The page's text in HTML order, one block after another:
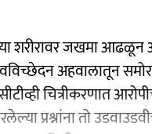
शरीरावर जखमा
अहवालातून
चित्रीकरणात
प्रश्नांना तो